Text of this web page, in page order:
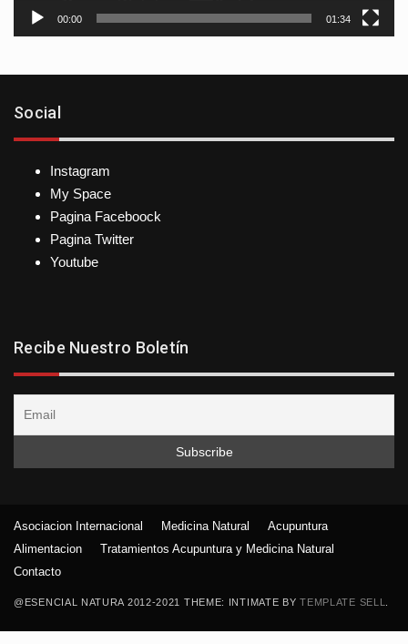
00:00 01:34
Social
Instagram
My Space
Pagina Faceboock
Pagina Twitter
Youtube
Recibe Nuestro Boletín
@ESENCIAL NATURA 2012-2021 THEME: INTIMATE BYTEMPLATE SELL
Asociacion Internacional Medicina Natural
Acupuntura
Alimentacion
Tratamientos Acupuntura y Medicina Natural
Contacto